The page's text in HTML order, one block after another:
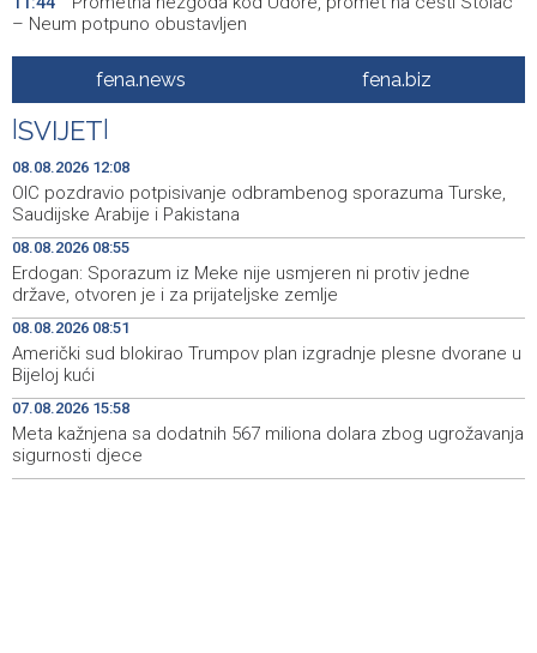
– Neum potpuno obustavljen
'ELVIS, moj komšija' najbolji muzički dokumentarni film na
City film festu u Niškoj Banji
11:16
Zračna luka Split rekordna u Hrvatskoj sa 770 tisuća
putnika u srpnju
11:09
Svečani doček Zelenskog u Beogradu, u fokusu
razgovora odnosi Srbije i Ukrajine
10:54
U ŽZH brojne vatrogasne intervencije, najveći požar u
Kongori
10:35
Karić: 'Jedite svoju vodu', unos vode kroz hranu prirodna
infuzija za organizam tokom vrućina
10:08
Obustavljen saobraćaj na magistralnoj cesti Stolac-
Neum, kod mjesta Udora, zbog nezgode
fena.news fena.biz
SVIJET
08.08.2026 12:08
OIC pozdravio potpisivanje odbrambenog sporazuma Turske,
Saudijske Arabije i Pakistana
08.08.2026 08:55
Erdogan: Sporazum iz Meke nije usmjeren ni protiv jedne
države, otvoren je i za prijateljske zemlje
08.08.2026 08:51
Američki sud blokirao Trumpov plan izgradnje plesne dvorane u
Bijeloj kući
07.08.2026 15:58
Meta kažnjena sa dodatnih 567 miliona dolara zbog ugrožavanja
sigurnosti djece